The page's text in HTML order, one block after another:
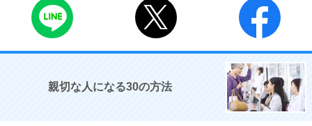
親切な人になる30の方法